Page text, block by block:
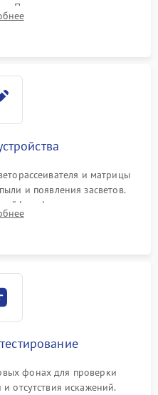
При поломке подсветки —
светодиодов.
и матрицы
и появления засветов.
фиксация плат и
корпуса монитора.
фонах для проверки
отсутствия искажений.